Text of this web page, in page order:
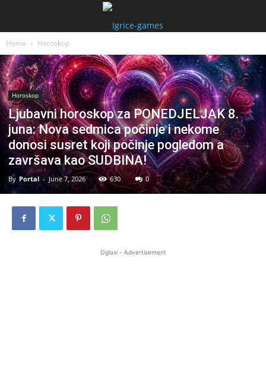
Home Horoskop
Horoskop
Ljubavni horoskop za PONEDJELJAK 8.
juna: Nova sedmica počinje i nekome
donosi susret koji počinje pogledom a
završava kao SUDBINA!
By Portal - June 7, 2026 630 0
Oglasi - Advertisement